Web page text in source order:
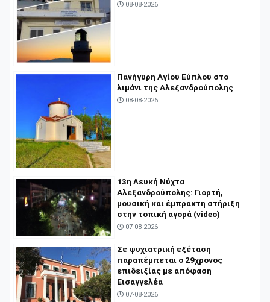
08-08-2026
Πανήγυρη Αγίου Εύπλου στο
λιμάνι της Αλεξανδρούπολης
08-08-2026
13η Λευκή Νύχτα
Αλεξανδρούπολης: Γιορτή,
μουσική και έμπρακτη στήριξη
στην τοπική αγορά (video)
07-08-2026
Σε ψυχιατρική εξέταση
παραπέμπεται ο 29χρονος
επιδειξίας με απόφαση
Εισαγγελέα
07-08-2026